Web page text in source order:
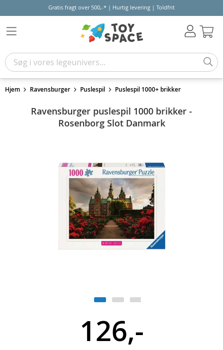
Gratis fragt over 500,-* | Hurtig levering | Toldfrit
Hjem Ravensburger Puslespil Puslespil 1000+ brikker
Ravensburger puslespil 1000 brikker -
Rosenborg Slot Danmark
126,-